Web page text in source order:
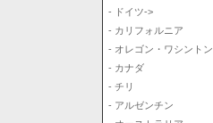
- ドイツ->
- カリフォルニア
- オレゴン・ワシントン
- カナダ
- チリ
- アルゼンチン